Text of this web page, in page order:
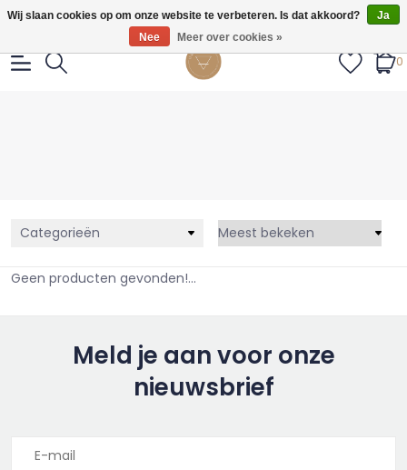
Gratis verzendig vanaf €55.
0
Categorieën
Geen producten gevonden!...
Meld je aan voor onze
nieuwsbrief
Wij slaan cookies op om onze website te verbeteren. Is dat akkoord?
Ja
Nee
Meer over cookies »